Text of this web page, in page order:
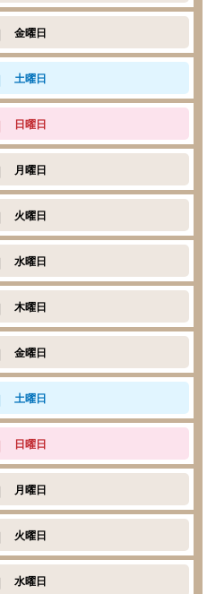
金曜日
土曜日
日曜日
月曜日
火曜日
水曜日
木曜日
金曜日
土曜日
日曜日
月曜日
火曜日
水曜日